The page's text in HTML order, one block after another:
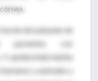
borde del párpado de
con
epidermidis habita
y animales y